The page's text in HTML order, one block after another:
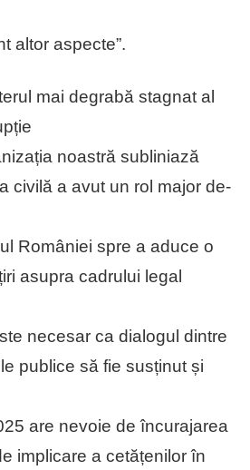
altor aspecte”.
mai degrabă stagnat al
noastră subliniază
civilă a avut un rol major de-
României spre a aduce o
asupra cadrului legal
necesar ca dialogul dintre
publice să fie susținut și
are nevoie de încurajarea
implicare a cetățenilor în